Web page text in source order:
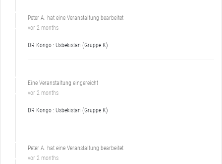
Peter A. hat eine Veranstaltung bearbeitet
vor 2 months
DR Kongo : Usbekistan (Gruppe K)
Eine Veranstaltung eingereicht
vor 2 months
DR Kongo : Usbekistan (Gruppe K)
Peter A. hat eine Veranstaltung bearbeitet
vor 2 months